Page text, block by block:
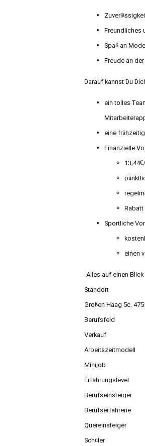
Freundliches
Spaß an Mode
Freude an
Darauf kannst Du
ein tolles
eine
Finanzielle
Sportliche
einen
Alles auf einen Blick
Standort
Großen Haag 5c,
Berufsfeld
Verkauf
Arbeitszeitmodell
Minijob
Erfahrungslevel
Berufseinsteiger
Berufserfahrene
Quereinsteiger
Schüler